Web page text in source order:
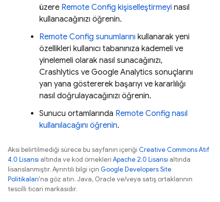
üzere Remote Config kişiselleştirmeyi nasıl
kullanacağınızı öğrenin.
Remote Config sunumlarını kullanarak yeni
özellikleri kullanıcı tabanınıza kademeli ve
yinelemeli olarak nasıl sunacağınızı,
Crashlytics ve Google Analytics sonuçlarını
yan yana göstererek başarıyı ve kararlılığı
nasıl doğrulayacağınızı öğrenin.
Sunucu ortamlarında Remote Config nasıl
kullanılacağını öğrenin.
Aksi belirtilmediği sürece bu sayfanın içeriği Creative Commons Atıf
4.0 Lisansı altında ve kod örnekleri Apache 2.0 Lisansı altında
lisanslanmıştır. Ayrıntılı bilgi için Google Developers Site
Politikaları'na göz atın. Java, Oracle ve/veya satış ortaklarının
tescilli ticari markasıdır.